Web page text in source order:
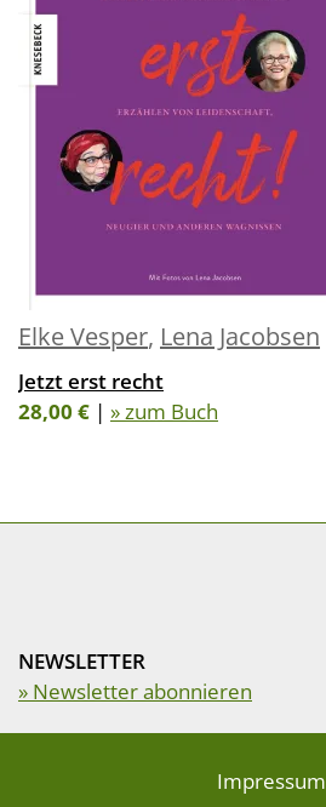
Elke Vesper, Lena Jacobsen
Jetzt erst recht
28,00 € | » zum Buch
NEWSLETTER
» Newsletter abonnieren
Impressum